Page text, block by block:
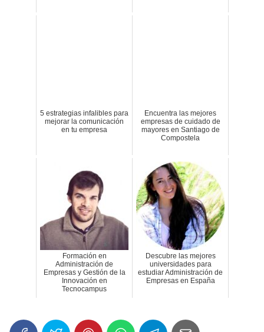
5 estrategias infalibles para
mejorar la comunicación
en tu empresa
Encuentra las mejores
empresas de cuidado de
mayores en Santiago de
Compostela
Formación en
Administración de
Empresas y Gestión de la
Innovación en
Tecnocampus
Descubre las mejores
universidades para
estudiar Administración de
Empresas en España